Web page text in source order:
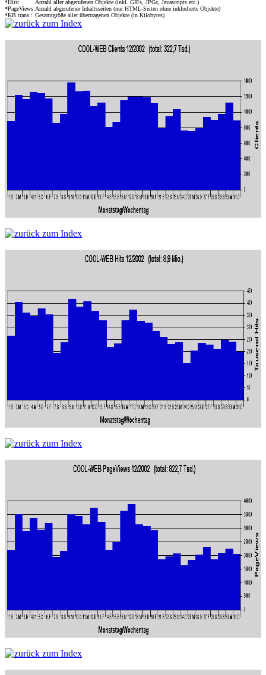
*Hits:
Anzahl aller abgerufenen Objekte (inkl. GIFs, JPGs, Javascripts etc.)
*PageViews:Anzahl abgerufener Inhaltsseiten (nur HTML-Seiten ohne inkludierte Objekte)
*KB trans.: Gesamtgröße aller übertragenen Objekte (in Kilobytes)